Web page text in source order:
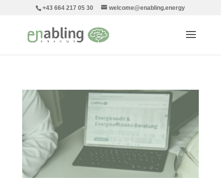
+43 664 217 05 30 welcome@enabling.energy